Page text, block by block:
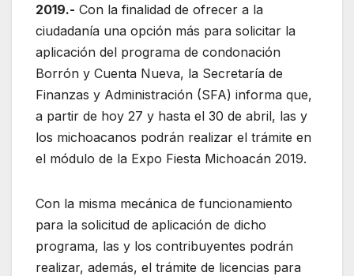
2019.- Con la finalidad de ofrecer a la
ciudadanía una opción más para solicitar la
aplicación del programa de condonación
Borrón y Cuenta Nueva, la Secretaría de
Finanzas y Administración (SFA) informa que,
a partir de hoy 27 y hasta el 30 de abril, las y
los michoacanos podrán realizar el trámite en
el módulo de la Expo Fiesta Michoacán 2019.
Con la misma mecánica de funcionamiento
para la solicitud de aplicación de dicho
programa, las y los contribuyentes podrán
realizar, además, el trámite de licencias para